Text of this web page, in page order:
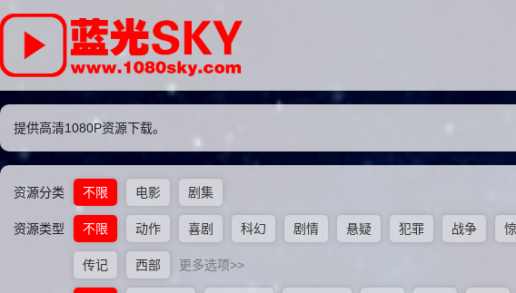
提供高清1080P资源下载。
资源分类 不限 电影 剧集
资源类型 不限 动作 喜剧 科幻 剧情 悬疑 犯罪 战争
传记 西部 更多选项>>